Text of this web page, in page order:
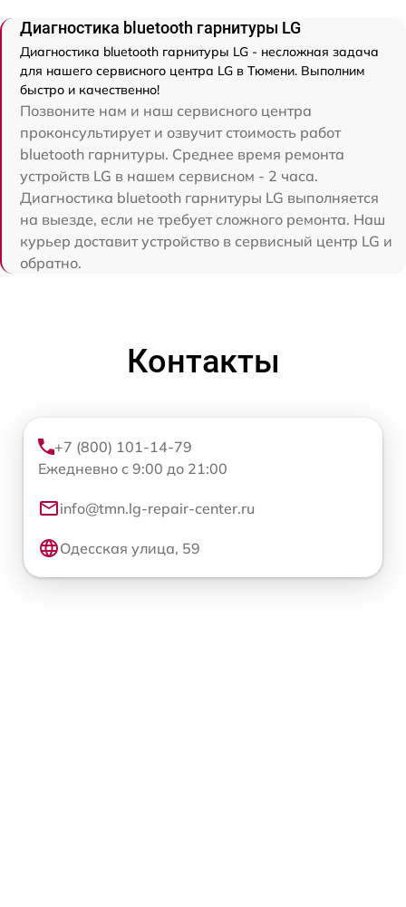
Диагностика bluetooth гарнитуры LG
Диагностика bluetooth гарнитуры LG - несложная задача
для нашего сервисного центра LG в Тюмени. Выполним
быстро и качественно!
Позвоните нам и наш сервисного центра
проконсультирует и озвучит стоимость работ
bluetooth гарнитуры. Среднее время ремонта
устройств LG в нашем сервисном - 2 часа.
Диагностика bluetooth гарнитуры LG выполняется
на выезде, если не требует сложного ремонта. Наш
курьер доставит устройство в сервисный центр LG и
обратно.
Контакты
+7 (800) 101-14-79
Ежедневно с 9:00 до 21:00
info@tmn.lg-repair-center.ru
Одесская улица, 59